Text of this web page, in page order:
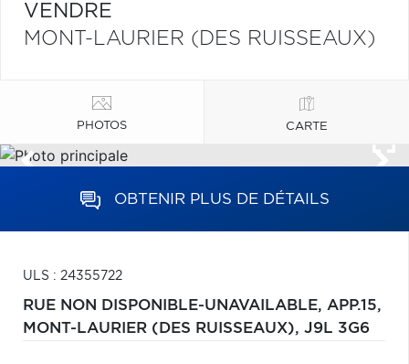
VENDRE
MONT-LAURIER (DES RUISSEAUX)
PHOTOS CARTE
OBTENIR PLUS DE DÉTAILS
ULS : 24355722
RUE NON DISPONIBLE-UNAVAILABLE, APP.15,
MONT-LAURIER (DES RUISSEAUX), J9L 3G6